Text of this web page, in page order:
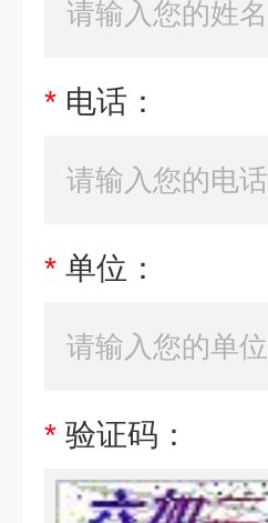
* 电话：
* 单位：
* 验证码：